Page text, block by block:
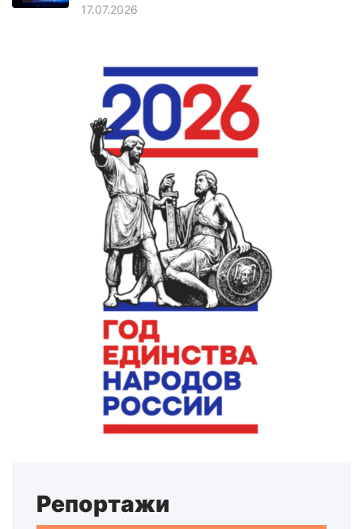
17.07.2026
Репортажи